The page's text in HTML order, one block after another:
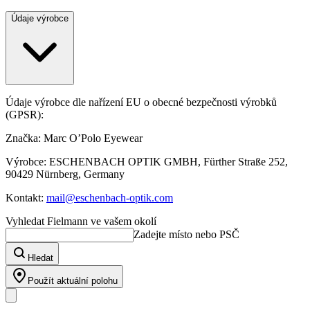
Údaje výrobce
Údaje výrobce dle nařízení EU o obecné bezpečnosti výrobků
(GPSR):
Značka: Marc O’Polo Eyewear
Výrobce: ESCHENBACH OPTIK GMBH, Fürther Straße 252,
90429 Nürnberg, Germany
Kontakt: mail@eschenbach-optik.com
Vyhledat Fielmann ve vašem okolí
Zadejte místo nebo PSČ
Hledat
Použít aktuální polohu